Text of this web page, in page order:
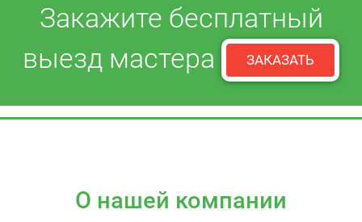
Закажите бесплатный
выезд мастера
ЗАКАЗАТЬ
О нашей компании